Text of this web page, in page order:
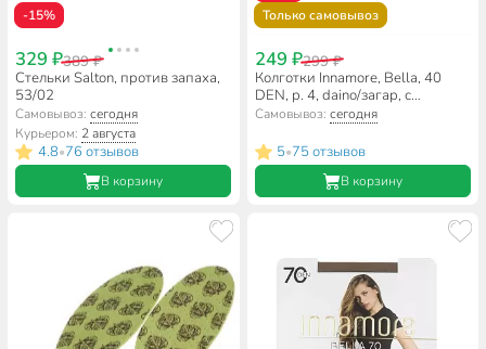
-15%
329 ₽389 ₽
Стельки Salton, против запаха,
53/02
Самовывоз:сегодня
Курьером: 2 августа
4.8•76 отзывов
В корзину
Только самовывоз
249 ₽299 ₽
Колготки Innamore, Bella, 40
DEN, р. 4, daino/загар, с
шортиками и прозрачным
Самовывоз: сегодня
5•75 отзывов
В корзину